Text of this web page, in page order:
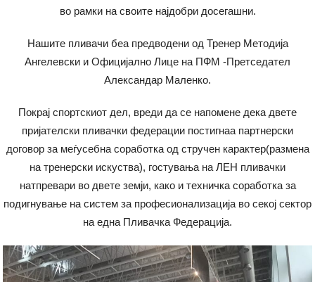
во рамки на своите најдобри досегашни.
Нашите пливачи беа предводени од Тренер Методија
Ангелевски и Официјално Лице на ПФМ -Претседател
Александар Маленко.
Покрај спортскиот дел, вреди да се напомене дека двете
пријателски пливачки федерации постигнаа партнерски
договор за меѓусебна соработка од стручен карактер(размена
на тренерски искуства), гостувања на ЛЕН пливачки
натпревари во двете земји, како и техничка соработка за
подигнување на систем за професионализација во секој сектор
на една Пливачка Федерација.